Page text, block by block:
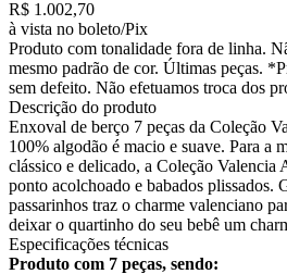
R$ 1.002,70
à vista no boleto/Pix
Produto com tonalidade fora de linha.
mesmo padrão de cor. Últimas peças.
sem defeito. Não efetuamos troca dos
Descrição do produto
Enxoval de berço 7 peças da Coleção
100% algodão é macio e suave. Para a
clássico e delicado, a Coleção Valencia
ponto acolchoado e babados plissados.
passarinhos traz o charme valenciano
deixar o quartinho do seu bebê um
Especificações técnicas
Produto com 7 peças, sendo: